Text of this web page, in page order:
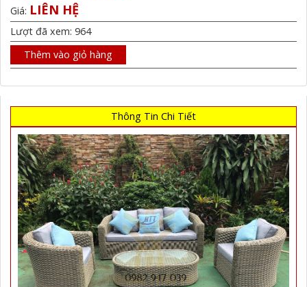
Giá: LIÊN HỆ
Lượt đã xem: 964
Thêm vào giỏ hàng
Thông Tin Chi Tiết